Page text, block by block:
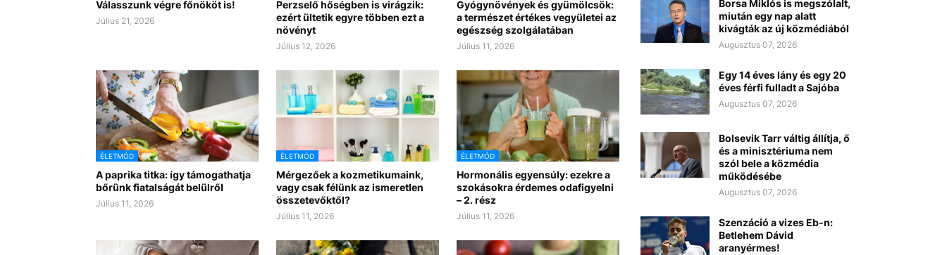
Válasszunk végre főnököt is!
Július 21, 2026
Perzselő hőségben is virágzik:
ezért ültetik egyre többen ezt a
növényt
Július 12, 2026
Gyógynövények és gyümölcsök:
a természet értékes vegyületei az
egészség szolgálatában
Július 11, 2026
ÉLETMÓD
A paprika titka: így támogathatja
bőrünk fiatalságát belülről
Július 11, 2026
ÉLETMÓD
Mérgezőek a kozmetikumaink,
vagy csak félünk az ismeretlen
összetevőktől?
Július 11, 2026
ÉLETMÓD
Hormonális egyensúly: ezekre a
szokásokra érdemes odafigyelni
– 2. rész
Július 11, 2026
Borsa Miklós is megszólalt,
miután egy nap alatt
kivágták az új közmédiából
Augusztus 07, 2026
Egy 14 éves lány és egy 20
éves férfi fulladt a Sajóba
Augusztus 07, 2026
Bolsevik Tarr váltig állítja, ő
és a minisztériuma nem
szól bele a közmédia
működésébe
Augusztus 07, 2026
Szenzáció a vizes Eb-n:
Betlehem Dávid
aranyérmes!